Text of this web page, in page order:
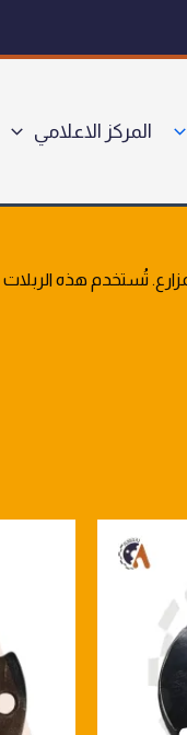
المركز الاعلامي
تُستخدم هذه الربلات